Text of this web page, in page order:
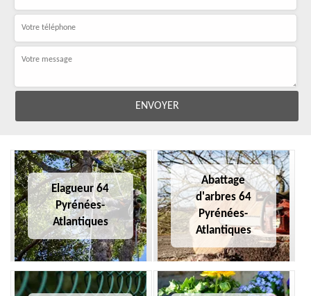
Elagueur 64
Pyrénées-
Atlantiques
Abattage
d'arbres 64
Pyrénées-
Atlantiques